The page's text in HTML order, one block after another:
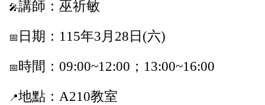
🎤講師：巫祈敏
📅 日期：115年3月28日(六)
📅時間：09:00~12:00；13:00~16:00
📍地點：A210教室